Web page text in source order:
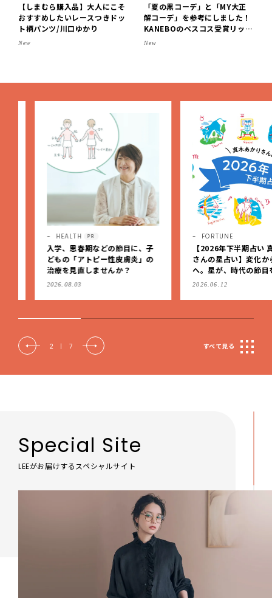
【しまむら購入品】大人にこそ
おすすめしたいレースつきドッ
ト柄パンツ/川口ゆかり
New
「夏の黒コーデ」と「MY大正
解コーデ」を参考にしました！
KANEBOのベスコス受賞リップ
購入も。LEE8・9月号を読んだ
New
HEALTH PR
入学、思春期などの節目に、子
どもの「アトピー性皮膚炎」の
治療を見直しませんか？
2026.08.03
FORTUNE
【2026年下半期占い 真木
さんの星占い】変化から定
へ。星が、時代の節目を生
私たちを導く
2026.06.12
2 | 7 すべて見る
Special Site
LEEがお届けするスペシャルサイト